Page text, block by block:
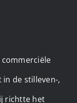
de stilleven-,
richtte het